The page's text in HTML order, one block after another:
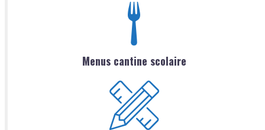
Menus cantine scolaire